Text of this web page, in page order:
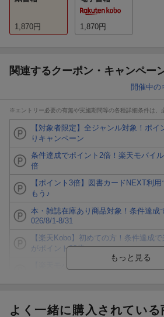
1,870円 1,870円
関連するクーポン・キャンペー
開催中の
※エントリー必要の有無や実施期間等の各種詳細条件は、
【対象者限定】全ジャンル対象！ポ
りキャンペーン
条件達成でポイント2倍！楽天モバイ
倍
【ポイント3倍】図書カードNEXT利
もう♪
本・雑誌在庫あり商品対象！条件達成
026/8/1-8/31
【楽天Kobo】初めての方！条件達成
がポイント20倍
ト山分け
よく一緒に購入されている